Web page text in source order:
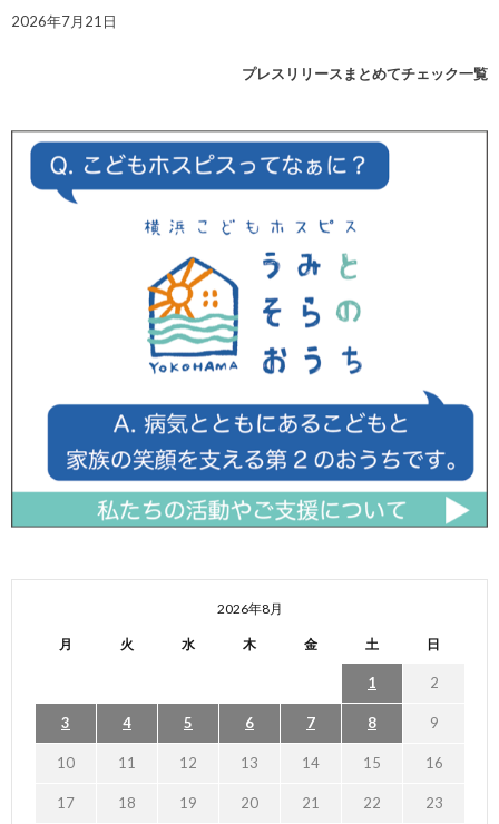
2026年7月21日
プレスリリースまとめてチェック一覧
2026年8月
月 火 水 木 金 土 日
1 2
3 4 5 6 7 8 9
10 11 12 13 14 15 16
17 18 19 20 21 22 23